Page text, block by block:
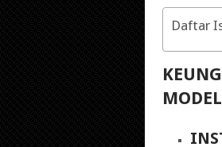
Daftar